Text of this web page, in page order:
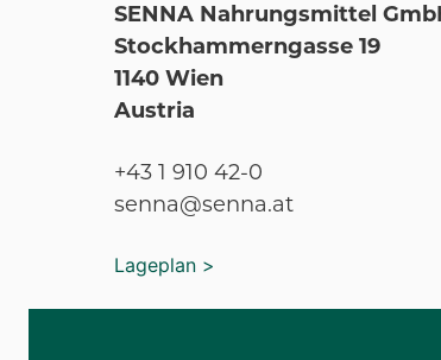
SENNA Nahrungsmittel
Stockhammerngasse 19
1140 Wien
Austria
+43 1 910 42-0
senna@senna.at
Lageplan >